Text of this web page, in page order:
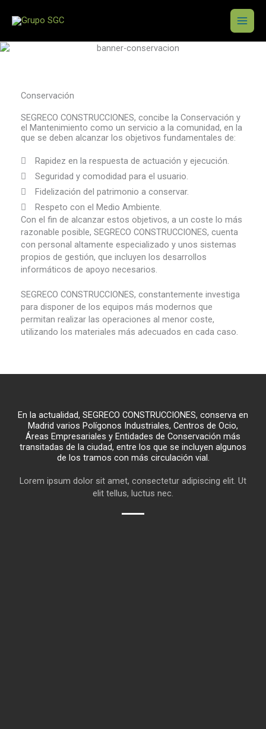
Conservación
SEGRECO CONSTRUCCIONES, concibe la Conservación y
el Mantenimiento como un servicio a la comunidad, en la
que se deben alcanzar los objetivos fundamentales de:
Rapidez en la respuesta de actuación y ejecución.
Seguridad y comodidad para el usuario.
Fidelización del patrimonio a conservar.
Respeto con el Medio Ambiente.
Con el fin de alcanzar estos objetivos, a un coste lo más
razonable posible, SEGRECO CONSTRUCCIONES, cuenta
con personal altamente especializado y unos sistemas
propios de gestión, que incluyen los desarrollos
informáticos de apoyo necesarios.
SEGRECO CONSTRUCCIONES, constantemente investiga
para disponer de los equipos más modernos que
permitan realizar las operaciones al menor coste,
utilizando los materiales más adecuados en cada caso.
En la actualidad, SEGRECO CONSTRUCCIONES, conserva en
Madrid varios Polígonos Industriales, Centros de Ocio,
Áreas Empresariales y Entidades de Conservación más
transitadas de la ciudad, entre los que se incluyen algunos
de los tramos con más circulación vial.
Lorem ipsum dolor sit amet, consectetur adipiscing elit. Ut
elit tellus, luctus nec.